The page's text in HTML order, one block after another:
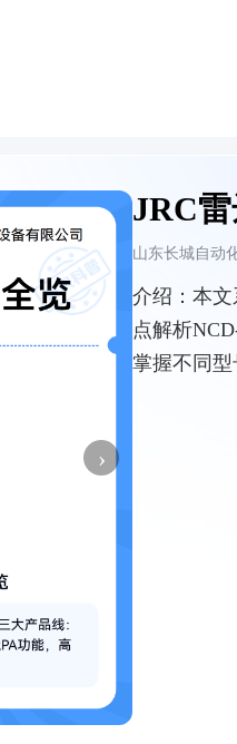
›
JRC
山东长城自动
介绍： 本文
点解析
掌握不同型